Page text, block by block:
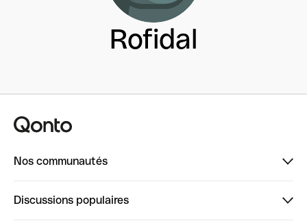
Rofidal
Nos communautés
Discussions populaires